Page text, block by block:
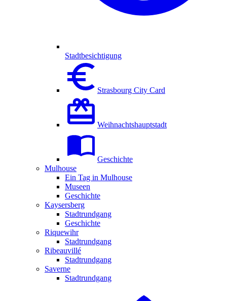
Stadtbesichtigung
Strasbourg City Card
Weihnachtshauptstadt
Geschichte
Mulhouse
Ein Tag in Mulhouse
Museen
Geschichte
Kaysersberg
Stadtrundgang
Geschichte
Riquewihr
Stadtrundgang
Ribeauvillé
Stadtrundgang
Saverne
Stadtrundgang